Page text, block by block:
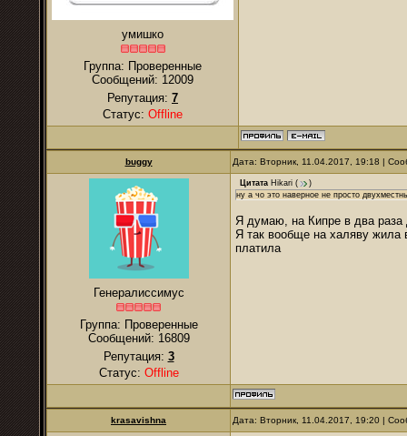
умишко
Группа: Проверенные
Сообщений: 12009
Репутация: 7
Статус: Offline
buggy Дата: Вторник, 11.04.2017, 19:18 |
Генералиссимус
Группа: Проверенные
Сообщений: 16809
Репутация: 3
Статус: Offline
Цитата Hikari (
)
ну а чо это наверное не просто
Я думаю, на Кипре в два раза
Я так вообще на халяву жила
платила
krasavishna Дата: Вторник, 11.04.2017, 19:20 |